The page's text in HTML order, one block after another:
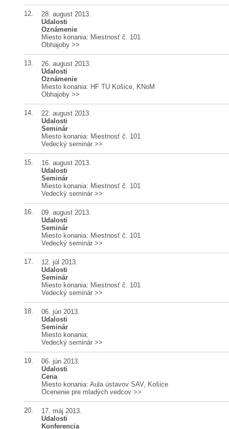
12.
28. august 2013.
Udalosti
Oznámenie
Miesto konania: Miestnosť č. 101
Obhajoby >>
13.
26. august 2013.
Udalosti
Oznámenie
Miesto konania: HF TU Košice, KNoM
Obhajoby >>
14.
22. august 2013.
Udalosti
Seminár
Miesto konania: Miestnosť č. 101
Vedecký seminár >>
15.
16. august 2013.
Udalosti
Seminár
Miesto konania: Miestnosť č. 101
Vedecký seminár >>
16.
09. august 2013.
Udalosti
Seminár
Miesto konania: Miestnosť č. 101
Vedecký seminár >>
17.
12. júl 2013.
Udalosti
Seminár
Miesto konania: Miestnosť č. 101
Vedecký seminár >>
18.
06. jún 2013.
Udalosti
Seminár
Miesto konania:
Vedecký seminár >>
19.
06. jún 2013.
Udalosti
Cena
Miesto konania: Aula ústavov SAV, Košice
Ocenenie pre mladých vedcov >>
20.
17. máj 2013.
Udalosti
Konferencia